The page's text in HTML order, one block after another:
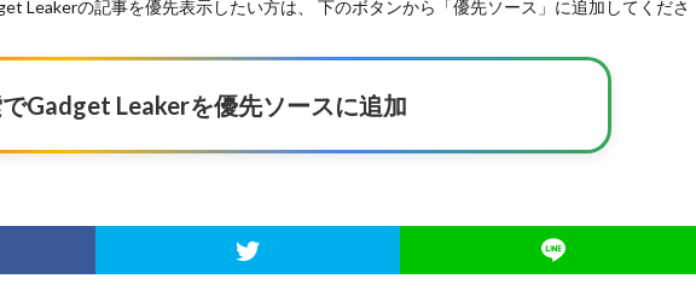
Leakerの記事を優先表示したい方は、 下のボタンから「優先ソース」に追加してくださ
Gadget Leakerを優先ソースに追加